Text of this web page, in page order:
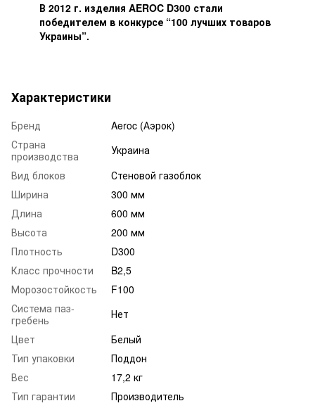
В 2012 г. изделия AEROC D300 стали
победителем в конкурсе “100 лучших товаров
Украины”.
Характеристики
Бренд
Aeroc (Аэрок)
Страна
производства
Украина
Вид блоков
Стеновой газоблок
Ширина
300 мм
Длина
600 мм
Высота
200 мм
Плотность
D300
Класс прочности
B2,5
Морозостойкость
F100
Система паз-
гребень
Нет
Цвет
Белый
Тип упаковки
Поддон
Вес
17,2 кг
Тип гарантии
Производитель